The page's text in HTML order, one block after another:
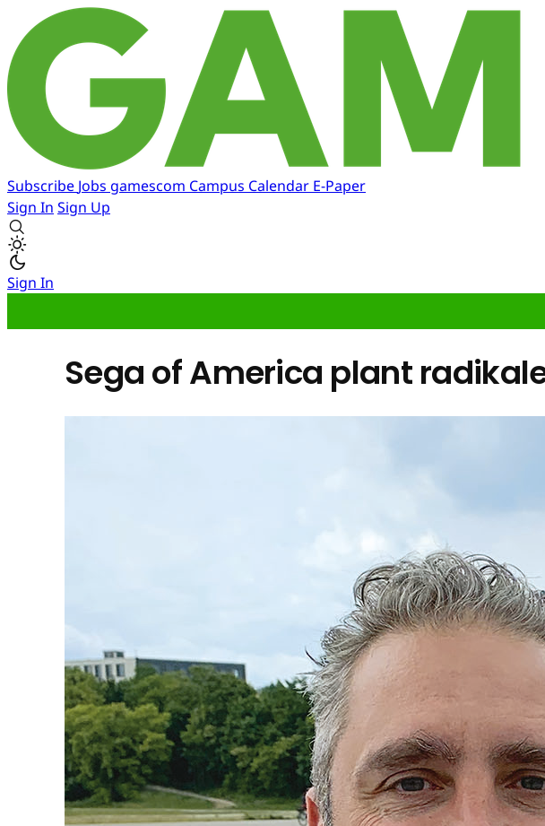
Subscribe Jobs gamescom Campus Calendar E-Paper
Sign In Sign Up
Sign In
Sega of America plant